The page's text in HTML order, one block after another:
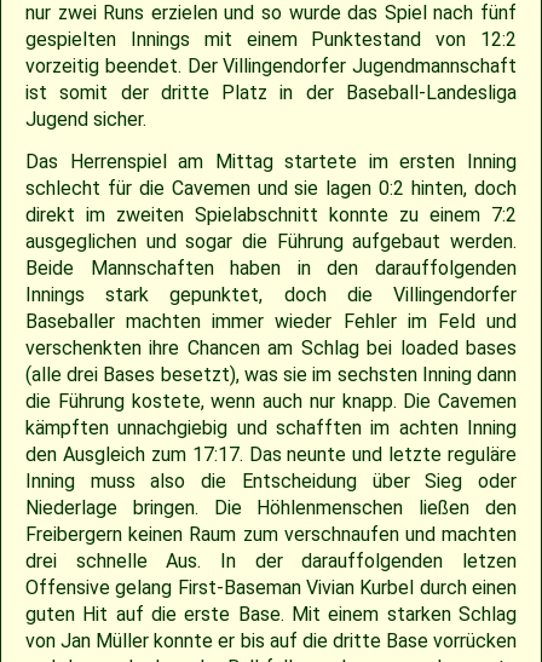
nur zwei Runs erzielen und so wurde das Spiel nach fünf
gespielten Innings mit einem Punktestand von 12:2
vorzeitig beendet. Der Villingendorfer Jugendmannschaft
ist somit der dritte Platz in der Baseball-Landesliga
Jugend sicher.
Das Herrenspiel am Mittag startete im ersten Inning
schlecht für die Cavemen und sie lagen 0:2 hinten, doch
direkt im zweiten Spielabschnitt konnte zu einem 7:2
ausgeglichen und sogar die Führung aufgebaut werden.
Beide Mannschaften haben in den darauffolgenden
Innings stark gepunktet, doch die Villingendorfer
Baseballer machten immer wieder Fehler im Feld und
verschenkten ihre Chancen am Schlag bei loaded bases
(alle drei Bases besetzt), was sie im sechsten Inning dann
die Führung kostete, wenn auch nur knapp. Die Cavemen
kämpften unnachgiebig und schafften im achten Inning
den Ausgleich zum 17:17. Das neunte und letzte reguläre
Inning muss also die Entscheidung über Sieg oder
Niederlage bringen. Die Höhlenmenschen ließen den
Freibergern keinen Raum zum verschnaufen und machten
drei schnelle Aus. In der darauffolgenden letzen
Offensive gelang First-Baseman Vivian Kurbel durch einen
guten Hit auf die erste Base. Mit einem starken Schlag
von Jan Müller konnte er bis auf die dritte Base vorrücken
2012
2011
2010
2009
2007
04.03.2017 – Jugendausflug Sensapolis
03.03.2017 – Jahreshauptversammlung
Saison 2013
Saison 2012
Saison 2011
Saison 2010
Saison 2009